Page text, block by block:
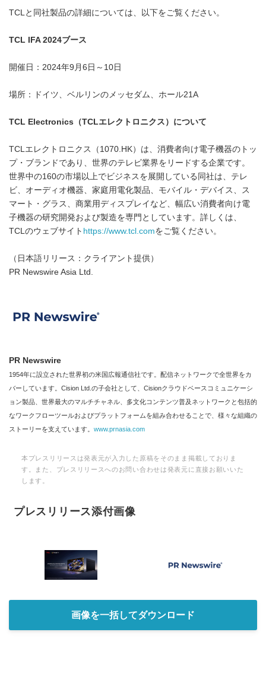
TCLと同社製品の詳細については、以下をご覧ください。
TCL IFA 2024ブース
開催日：2024年9月6日～10日
場所：ドイツ、ベルリンのメッセダム、ホール21A
TCL Electronics （TCLエレクトロニクス ） について
TCLエレクトロニクス（1070.HK）は、消費者向け電子機器のトッ
プ・ブランドであり、世界のテレビ業界をリードする企業です。
世界中の160の市場以上でビジネスを展開している同社は、テレ
ビ、オーディオ機器、家庭用電化製品、モバイル・デバイス、ス
マート・グラス、商業用ディスプレイなど、幅広い消費者向け電
子機器の研究開発および製造を専門としています。詳しくは、
TCLのウェブサイト https://www.tcl.comをご覧ください。
（日本語リリース：クライアント提供）
PR Newswire Asia Ltd.
PR Newswire
1954年に設立された世界初の米国広報通信社です。配信ネットワークで全世界をカ
バーしています。Cision Ltd.の子会社として、Cisionクラウドベースコミュニケーシ
ョン製品、世界最大のマルチチャネル、多文化コンテンツ普及ネットワークと包括的
なワークフローツールおよびプラットフォームを組み合わせることで、様々な組織の
ストーリーを支えています。 www.prnasia.com
本プレスリリースは発表元が入力した原稿をそのまま掲載しておりま
す。また、プレスリリースへのお問い合わせは発表元に直接お願いいた
します。
プレスリリース添付画像
画像を一括してダウンロード